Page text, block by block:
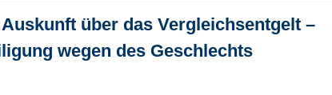
über das Vergleichsentgelt –
wegen des Geschlechts